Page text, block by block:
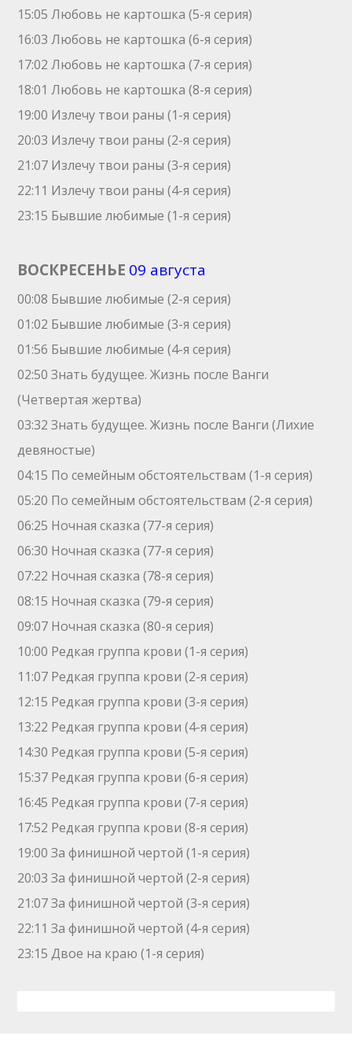
15:05 Любовь не картошка (5-я серия)
16:03 Любовь не картошка (6-я серия)
17:02 Любовь не картошка (7-я серия)
18:01 Любовь не картошка (8-я серия)
19:00 Излечу твои раны (1-я серия)
20:03 Излечу твои раны (2-я серия)
21:07 Излечу твои раны (3-я серия)
22:11 Излечу твои раны (4-я серия)
23:15 Бывшие любимые (1-я серия)
ВОСКРЕСЕНЬЕ 09 августа
00:08 Бывшие любимые (2-я серия)
01:02 Бывшие любимые (3-я серия)
01:56 Бывшие любимые (4-я серия)
02:50 Знать будущее. Жизнь после Ванги
(Четвертая жертва)
03:32 Знать будущее. Жизнь после Ванги (Лихие
девяностые)
04:15 По семейным обстоятельствам (1-я серия)
05:20 По семейным обстоятельствам (2-я серия)
06:25 Ночная сказка (77-я серия)
06:30 Ночная сказка (77-я серия)
07:22 Ночная сказка (78-я серия)
08:15 Ночная сказка (79-я серия)
09:07 Ночная сказка (80-я серия)
10:00 Редкая группа крови (1-я серия)
11:07 Редкая группа крови (2-я серия)
12:15 Редкая группа крови (3-я серия)
13:22 Редкая группа крови (4-я серия)
14:30 Редкая группа крови (5-я серия)
15:37 Редкая группа крови (6-я серия)
16:45 Редкая группа крови (7-я серия)
17:52 Редкая группа крови (8-я серия)
19:00 За финишной чертой (1-я серия)
20:03 За финишной чертой (2-я серия)
21:07 За финишной чертой (3-я серия)
22:11 За финишной чертой (4-я серия)
23:15 Двое на краю (1-я серия)